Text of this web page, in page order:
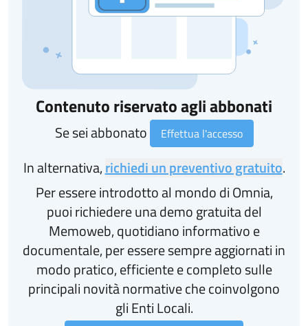
Contenuto riservato agli abbonati
Se sei abbonato Effettua l'accesso
In alternativa,richiedi un preventivo gratuito.
Per essere introdotto al mondo di Omnia,
puoi richiedere una demo gratuita del
Memoweb, quotidiano informativo e
documentale, per essere sempre aggiornati in
modo pratico, efficiente e completo sulle
principali novità normative che coinvolgono
gli Enti Locali.